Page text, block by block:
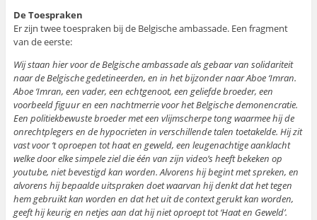
De Toespraken
Er zijn twee toespraken bij de Belgische ambassade. Een fragment
van de eerste:
Wij staan hier voor de Belgische ambassade als gebaar van solidariteit
naar de Belgische gedetineerden, en in het bijzonder naar Aboe ‘Imran.
Aboe ‘Imran, een vader, een echtgenoot, een geliefde broeder, een
voorbeeld figuur en een nachtmerrie voor het Belgische demonencratie.
Een politiekbewuste broeder met een vlijmscherpe tong waarmee hij de
onrechtplegers en de hypocrieten in verschillende talen toetakelde. Hij zit
vast voor ‘t oproepen tot haat en geweld, een leugenachtige aanklacht
welke door elke simpele ziel die één van zijn video’s heeft bekeken op
youtube, niet bevestigd kan worden. Alvorens hij begint met spreken, en
alvorens hij bepaalde uitspraken doet waarvan hij denkt dat het tegen
hem gebruikt kan worden en dat het uit de context gerukt kan worden,
geeft hij keurig en netjes aan dat hij niet oproept tot ‘Haat en Geweld’.